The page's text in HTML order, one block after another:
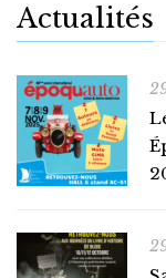
Actualités